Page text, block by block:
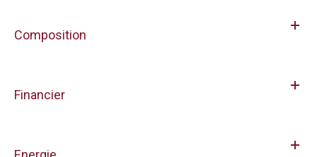
Composition
Financier